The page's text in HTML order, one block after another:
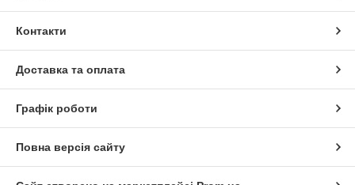
Контакти
Доставка та оплата
Графік роботи
Повна версія сайту